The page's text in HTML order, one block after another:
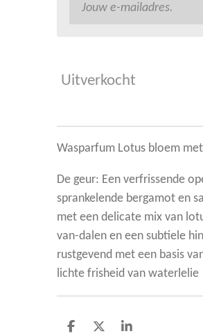
Uitverkocht
Wasparfum Lotus bloem
De geur: Een verfrissende
sprankelende bergamot en
met een delicate mix van
van-dalen en een subtiele
rustgevend met een basis
lichte frisheid van waterlelie
D
D
S